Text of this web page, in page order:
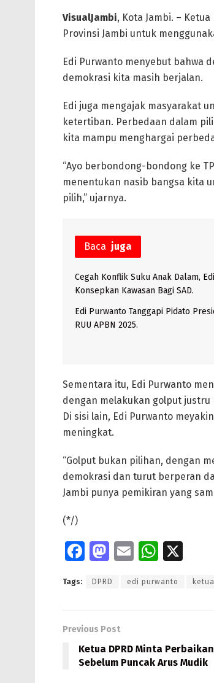
VisualJambi, Kota Jambi. –
Provinsi Jambi untuk
Edi Purwanto menyebut bahwa
demokrasi kita masih berjalan.
Edi juga mengajak masyarakat
ketertiban. Perbedaan dalam
kita mampu menghargai
“Ayo berbondong-bondong ke
menentukan nasib bangsa kita
pilih,” ujarnya.
Baca juga
Cegah Konflik Suku Anak Dalam,
Konsepkan Kawasan Bagi SAD.
Edi Purwanto Tanggapi Pidato
RUU APBN 2025.
Sementara itu, Edi Purwanto
dengan melakukan golput
Di sisi lain, Edi Purwanto
meningkat.
“Golput bukan pilihan, dengan
demokrasi dan turut berperan
Jambi punya pemikiran yang
(*/)
Fa
b
o
k
M
to
o
n
E
ai
W
at
p
p
Tags: DPRD edi purwanto ketua
Previous Post
Ketua DPRD Minta
Sebelum Puncak Arus Mudik